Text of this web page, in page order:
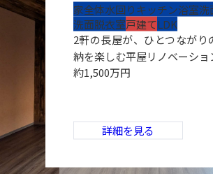
家全体水回りキッチン浴室洗
洗面脱衣室戸建てLDK
2軒の長屋が、ひとつながり
納を楽しむ平屋リノベーショ
約1,500万円
詳細を見る